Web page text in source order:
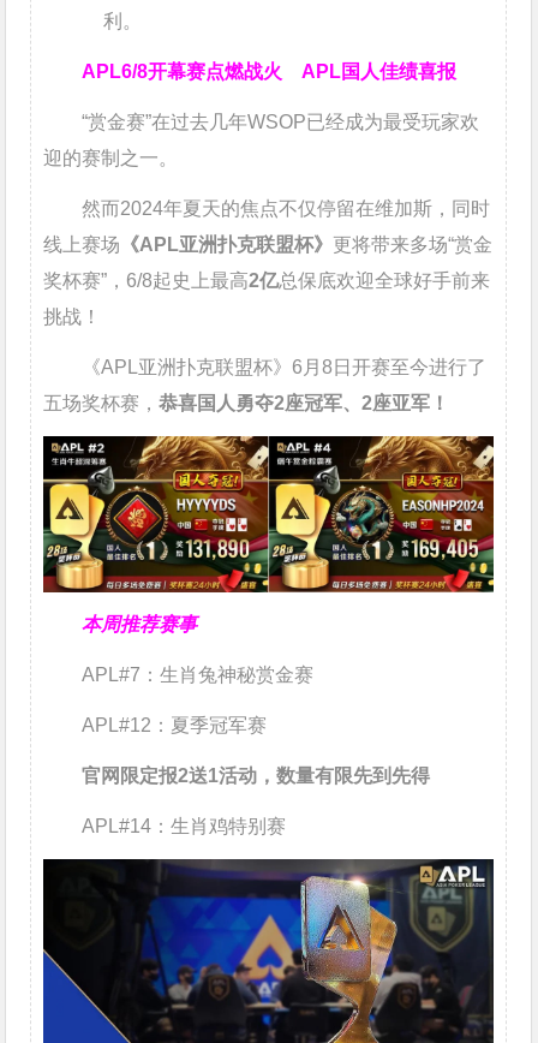
利。
APL6/8开幕赛点燃战火 APL国人佳绩喜报
“赏金赛”在过去几年WSOP已经成为最受玩家欢
迎的赛制之一。
然而2024年夏天的焦点不仅停留在维加斯，同时
线上赛场 《APL亚洲扑克联盟杯》 更将带来多场“赏金
奖杯赛”，6/8起史上最高2亿总保底欢迎全球好手前来
挑战！
《APL亚洲扑克联盟杯》6月8日开赛至今进行了
五场奖杯赛，恭喜国人勇夺2座冠军、2座亚军！
本周推荐赛事
APL#7：生肖兔神秘赏金赛
APL#12：夏季冠军赛
官网限定报2送1活动，数量有限先到先得
APL#14：生肖鸡特别赛